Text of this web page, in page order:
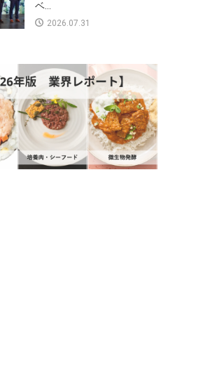
ベ...
2026.07.31